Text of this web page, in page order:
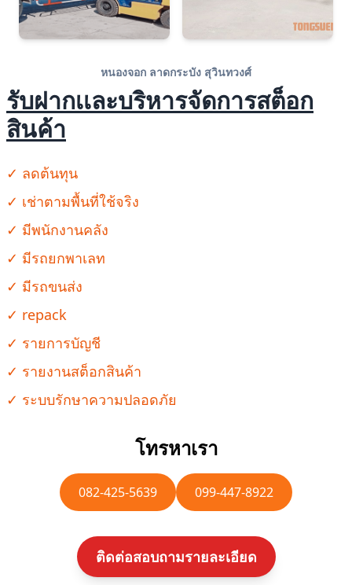
หนองจอก ลาดกระบัง สุวินทวงศ์
รับฝากเเละบริหารจัดการสต็อก
สินค้า
✓ ลดต้นทุน
✓ เช่าตามพื้นที่ใช้จริง
✓ มีพนักงานคลัง
✓ มีรถยกพาเลท
✓ มีรถขนส่ง
✓ repack
✓ รายการบัญชี
✓ รายงานสต็อกสินค้า
✓ ระบบรักษาความปลอดภัย
โทรหาเรา
082-425-5639 099-447-8922
ติดต่อสอบถามรายละเอียด